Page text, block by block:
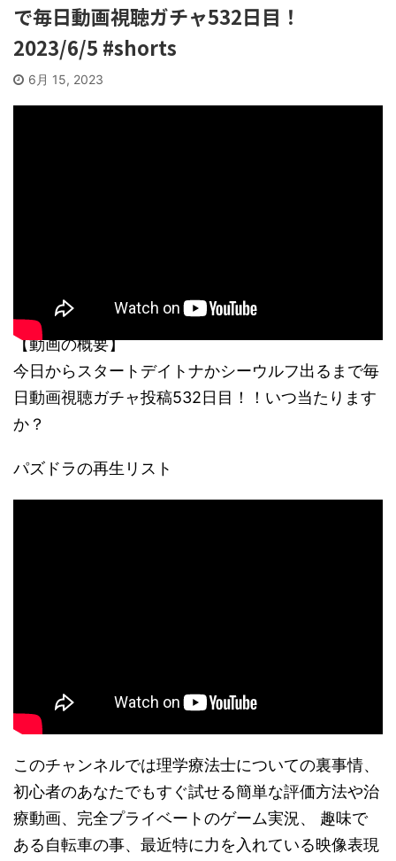
で毎日動画視聴ガチャ532日目！
2023/6/5 #shorts
6月 15, 2023
【動画の概要】
今日からスタートデイトナかシーウルフ出るまで毎
日動画視聴ガチャ投稿532日目！！いつ当たります
か？
パズドラの再生リスト
このチャンネルでは理学療法士についての裏事情、
初心者のあなたでもすぐ試せる簡単な評価方法や治
療動画、完全プライベートのゲーム実況、 趣味で
ある自転車の事、最近特に力を入れている映像表現